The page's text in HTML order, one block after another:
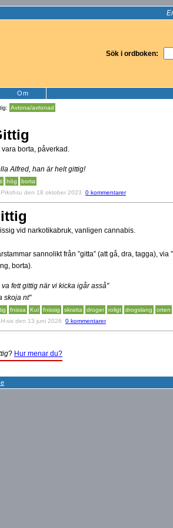
Sök i ordboken:
Om
Avtona/avtonad
vara borta, påverkad.
Alfred, han är helt gittig!
hög
borta
Prkshsu den 18 oktober 2023 0 kommentarer
vid narkotikabruk, vanligen cannabis.
sannolikt från ”gitta” (att gå, dra, tagga), via
borta).
va fett gittig när vi kicka igår asså"
skoja nt"
fnissa Kul fnissig skratta droger roligt drogslang orten
H-sis den 13 juni 2026 0 kommentarer
? Hur menar du?